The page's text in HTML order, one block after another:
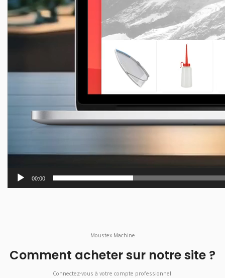
Moustex Machine
Comment acheter sur notre site ?
Connectez-vous à votre compte professionnel.
00:00